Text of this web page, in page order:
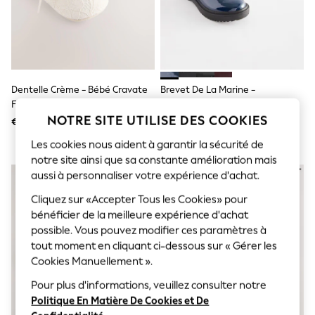
Sunglasses
Men's Holiday Shop
Footwear
Hats
Linen Collection
Polo Shirts
Sandals & Flipflops
Shirts
Shorts
Sunglasses
Vests
Boys Holiday Shop
All Swimwear
Ponchos & Toweling sets
Sun Hats & Caps
Rash Vests
Sandals & Sliders
Shirts
Dentelle Crème - Bébé Cravate
Front Occasion Chaussures (0-
24mths)
€ 12
Brevet De La Marine -
Épaisses À Nœud
€ 31 - € 39
NOTRE SITE UTILISE DES COOKIES
Les cookies nous aident à garantir la sécurité de
notre site ainsi que sa constante amélioration mais
aussi à personnaliser votre expérience d'achat.
Cliquez sur «Accepter Tous les Cookies» pour
bénéficier de la meilleure expérience d'achat
possible. Vous pouvez modifier ces paramètres à
tout moment en cliquant ci-dessous sur « Gérer les
Cookies Manuellement ».
Pour plus d'informations, veuillez consulter notre
Politique En Matière De Cookies et De